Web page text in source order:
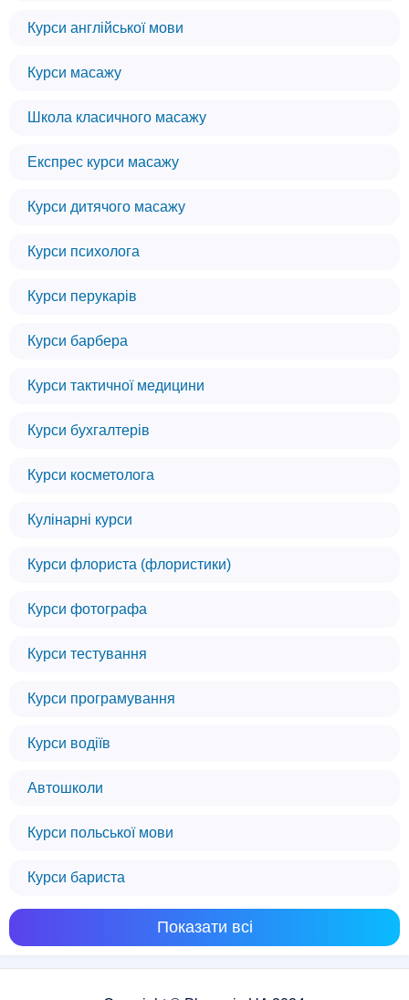
Курси англійської мови
Курси масажу
Школа класичного масажу
Експрес курси масажу
Курси дитячого масажу
Курси психолога
Курси перукарів
Курси барбера
Курси тактичної медицини
Курси бухгалтерів
Курси косметолога
Кулінарні курси
Курси флориста (флористики)
Курси фотографа
Курси тестування
Курси програмування
Курси водіїв
Автошколи
Курси польської мови
Курси бариста
Показати всі